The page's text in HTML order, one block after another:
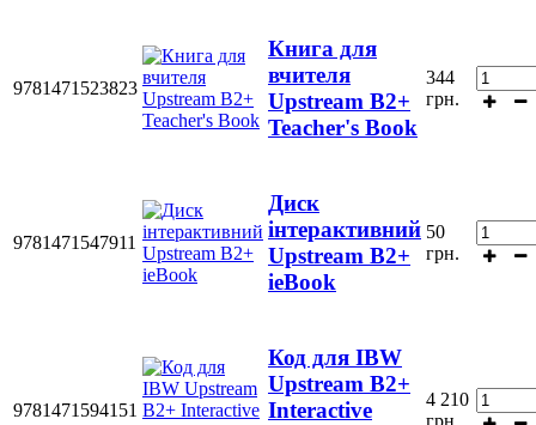
9781471523823
Книга для
вчителя
Upstream В2+
Teacher's Book
344
грн.
9781471547911
Диск
інтерактивний
Upstream B2+
ieBook
50
грн.
9781471594151
Код для IBW
Upstream B2+
Interactive
4 210
грн.